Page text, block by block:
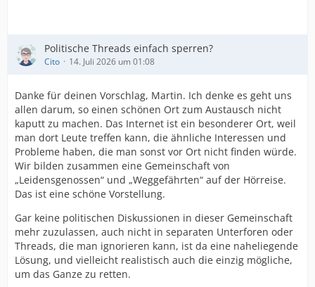
Politische Threads einfach sperren?
Cito 14. Juli 2026 um 01:08
Danke für deinen Vorschlag, Martin. Ich denke es geht uns
allen darum, so einen schönen Ort zum Austausch nicht
kaputt zu machen. Das Internet ist ein besonderer Ort, weil
man dort Leute treffen kann, die ähnliche Interessen und
Probleme haben, die man sonst vor Ort nicht finden würde.
Wir bilden zusammen eine Gemeinschaft von
„Leidensgenossen“ und „Weggefährten“ auf der Hörreise.
Das ist eine schöne Vorstellung.
Gar keine politischen Diskussionen in dieser Gemeinschaft
mehr zuzulassen, auch nicht in separaten Unterforen oder
Threads, die man ignorieren kann, ist da eine naheliegende
Lösung, und vielleicht realistisch auch die einzig mögliche,
um das Ganze zu retten.